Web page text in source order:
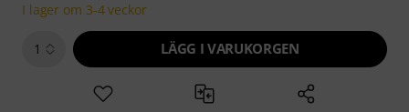
I lager om 3-4 veckor
1 LÄGG I VARUKORGEN